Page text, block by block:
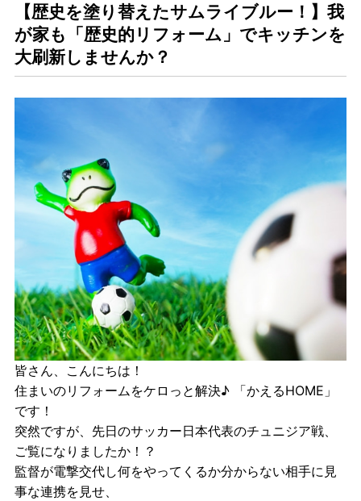
【歴史を塗り替えたサムライブルー！】我
が家も「歴史的リフォーム」でキッチンを
大刷新しませんか？
皆さん、こんにちは！
住まいのリフォームをケロっと解決♪ 「かえるHOME」
です！
突然ですが、先日のサッカー日本代表のチュニジア戦、
ご覧になりましたか！？
監督が電撃交代し何をやってくるか分からない相手に見
事な連携を見せ、